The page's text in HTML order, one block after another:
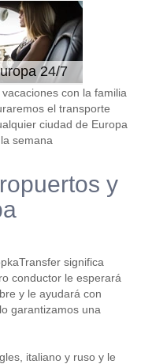
24/7
con la familia
el transporte
ciudad de Europa
semana
y
significa
conductor le esperará
y le ayudará con
garantizamos una
italiano y ruso y le